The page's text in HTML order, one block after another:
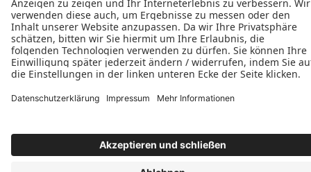
Datenschutz Impressum Kontakt
AGB
Stiefvater Bauelemente © 2026